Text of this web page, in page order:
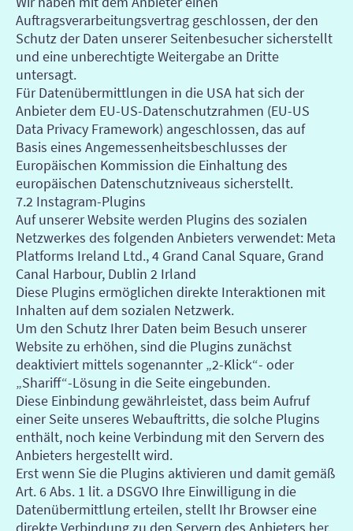
Auftragsverarbeitungsvertrag geschlossen, der den
Schutz der Daten unserer Seitenbesucher sicherstellt
und eine unberechtigte Weitergabe an Dritte
untersagt.
Für Datenübermittlungen in die USA hat sich der
Anbieter dem EU-US-Datenschutzrahmen (EU-US
Data Privacy Framework) angeschlossen, das auf
Basis eines Angemessenheitsbeschlusses der
Europäischen Kommission die Einhaltung des
europäischen Datenschutzniveaus sicherstellt.
7.2 Instagram-Plugins
Auf unserer Website werden Plugins des sozialen
Netzwerkes des folgenden Anbieters verwendet: Meta
Platforms Ireland Ltd., 4 Grand Canal Square, Grand
Canal Harbour, Dublin 2 Irland
Diese Plugins ermöglichen direkte Interaktionen mit
Inhalten auf dem sozialen Netzwerk.
Um den Schutz Ihrer Daten beim Besuch unserer
Website zu erhöhen, sind die Plugins zunächst
deaktiviert mittels sogenannter „2-Klick“- oder
„Shariff“-Lösung in die Seite eingebunden.
Diese Einbindung gewährleistet, dass beim Aufruf
einer Seite unseres Webauftritts, die solche Plugins
enthält, noch keine Verbindung mit den Servern des
Anbieters hergestellt wird.
Erst wenn Sie die Plugins aktivieren und damit gemäß
Art. 6 Abs. 1 lit. a DSGVO Ihre Einwilligung in die
Datenübermittlung erteilen, stellt Ihr Browser eine